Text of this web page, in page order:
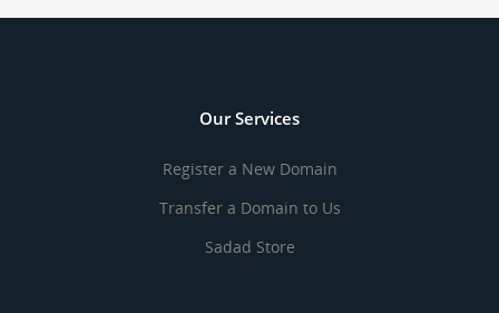
Our Services
Register a New Domain
Transfer a Domain to Us
Sadad Store